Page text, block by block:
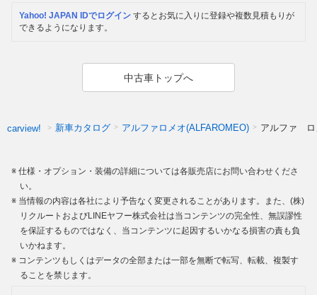
Yahoo! JAPAN IDでログイン するとお気に入りに登録や複数見積もりが
できるようになります。
中古車トップへ
carview! 新車カタログ アルファロメオ(ALFAROMEO) アルファ ロ
仕様・オプション・装備の詳細については各販売店にお問い合わせくださ
い。
当情報の内容は各社により予告なく変更されることがあります。また、(株)
リクルートおよびLINEヤフー株式会社は当コンテンツの完全性、無誤謬性
を保証するものではなく、当コンテンツに起因するいかなる損害の責も負
いかねます。
コンテンツもしくはデータの全部または一部を無断で転写、転載、複製す
ることを禁じます。